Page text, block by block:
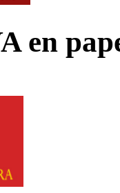
en